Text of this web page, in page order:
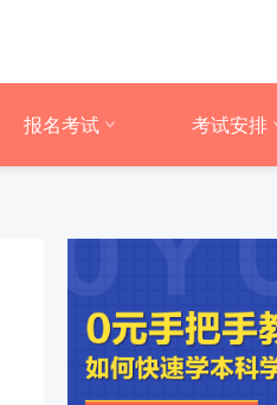
报名考试 考试安排